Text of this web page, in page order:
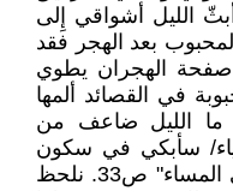
الليل أشواقي إِلى
بعد الهجر فقد
الهجران يطوي
المحبوبة في القصائد ألمها
ما الليل ضاعف من
سأبكي في سكون
الليل وحدي... وأدعو أن يطول بي المساء" ص33. نلحظ